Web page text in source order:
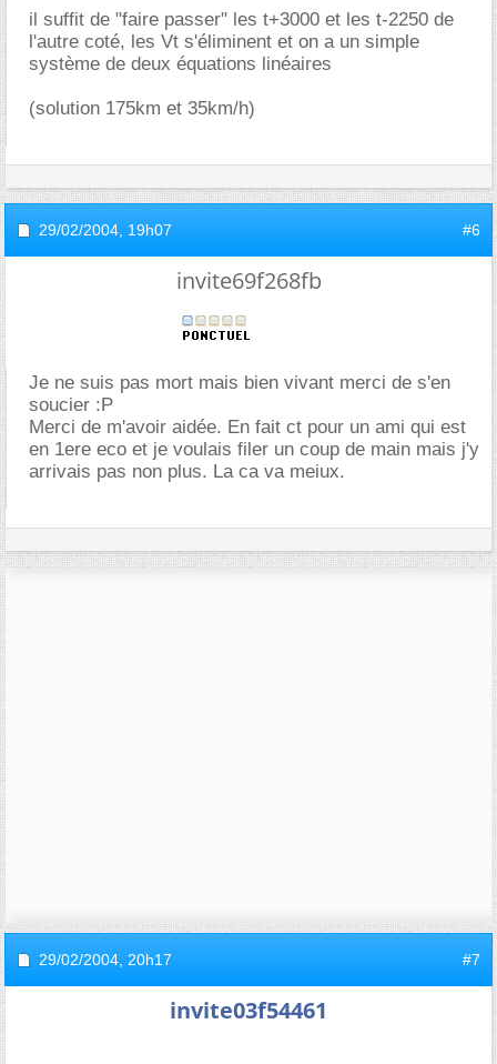
il suffit de "faire passer" les t+3000 et les t-2250 de
l'autre coté, les Vt s'éliminent et on a un simple
système de deux équations linéaires
(solution 175km et 35km/h)
29/02/2004, 19h07 #6
invite69f268fb
Je ne suis pas mort mais bien vivant merci de s'en
soucier :P
Merci de m'avoir aidée. En fait ct pour un ami qui est
en 1ere eco et je voulais filer un coup de main mais j'y
arrivais pas non plus. La ca va meiux.
29/02/2004, 20h17 #7
invite03f54461